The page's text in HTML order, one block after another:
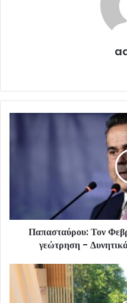
Παπασταύρου: Τον
γεώτρηση -